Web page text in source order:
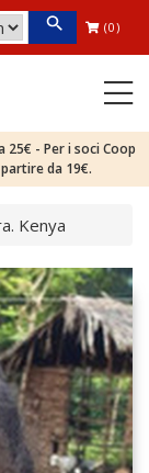
(0)
- Per i soci Coop
da 19€.
Kenya